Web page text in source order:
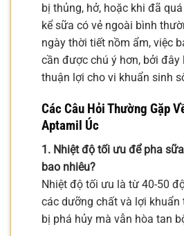
bị thủng, hở, hoặc khi đã
kể sữa có vẻ ngoài bình
ngày thời tiết nồm ẩm, việc
cần được chú ý hơn, bởi đây
thuận lợi cho vi khuẩn sinh
Các Câu Hỏi Thường Gặp
Aptamil Úc
1. Nhiệt độ tối ưu để pha
bao nhiêu?
Nhiệt độ tối ưu là từ 40-50
các dưỡng chất và lợi khuẩn
bị phá hủy mà vẫn hòa tan